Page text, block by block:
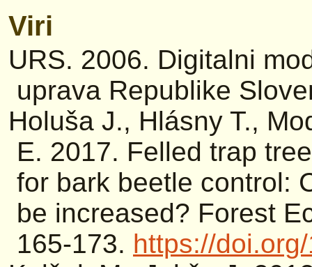
Viri
URS. 2006. Digitalni
uprava Republike
Holuša J., Hlásny T.,
E. 2017. Felled trap
for bark beetle control:
be increased? Forest
165-173. https://